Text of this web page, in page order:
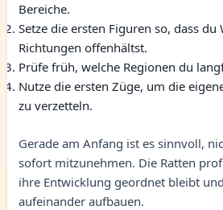
Bereiche.
Setze die ersten Figuren so, dass
Richtungen offenhältst.
Prüfe früh, welche Regionen du
Nutze die ersten Züge, um die
zu verzetteln.
Gerade am Anfang ist es sinnvoll,
sofort mitzunehmen. Die Ratten
ihre Entwicklung geordnet bleibt
aufeinander aufbauen.